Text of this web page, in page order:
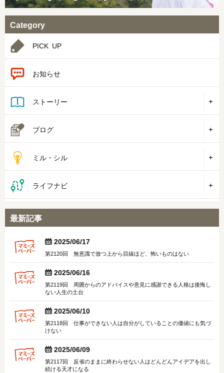
Category
PICK UP
お知らせ
ストーリー
ブログ
ミル・シル
ライフナビ
最新記事
  2025/06/17
第2120回 無意識で放つ上から目線ほど、怖いものはない
  2025/06/16
第2119回 周囲からのアドバイスや意見に感謝できる人格は後悔し
ない人生の土台
  2025/06/10
第2118回 仕事ができない人は自分がしていることの価値にも気づ
けない
  2025/06/09
第2117回 反省のままに終わらせない人はどんどんアイデアを出し
続ける天才になる